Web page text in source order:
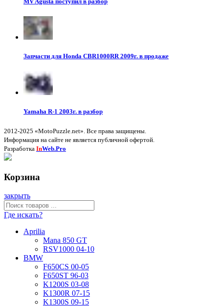
Запчасти для Honda CBR1000RR 2009г. в продаже
Yamaha R-1 2003г. в разбор
2012-2025 «MotoPuzzle.net». Все права защищены.
Информация на сайте не является публичной офертой.
Разработка InWeb.Pro
Корзина
закрыть
Где искать?
Aprilia
Mana 850 GT
RSV1000 04-10
BMW
F650CS 00-05
F650ST 96-03
K1200S 03-08
K1300R 07-15
K1300S 09-15